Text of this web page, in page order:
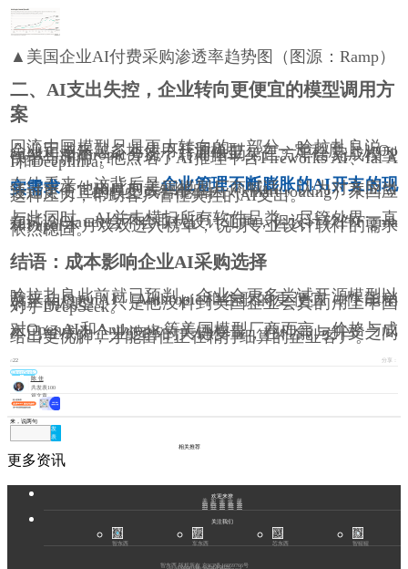
▲美国企业AI付费采购渗透率趋势图（图源：Ramp）
二、AI支出失控，企业转向更便宜的模型调用方
案
回流中国模型只是更大转向的一部分。哈拉扎良说，
企业正越来越多地使用开源模型，在一定程度上从Op
enAI和Anthropic分流，转而借助第三方平台完成模型
部署与调用，他点名了AI推理平台Fireworks AI、fal A
I和DeepInfra。
在他看来，这背后是企业管理不断膨胀的AI开支的现
实需求。他由此向美国模型厂商喊话，认为对方应当
通过更便宜的模型或智能路由（smart routing）来回应
这种压力，帮助客户管住失控的AI支出。
与此同时，AI并未横扫所有软件品类。尽管外界一直
在讨论Claude会不会取代设计工具，但设计软件Figma
和Paper本月双双进入榜单，说明专业设计软件的需求
依然稳固。
结语：成本影响企业AI采购选择
哈拉扎良此前就已预判，企业会更多尝试开源模型以
及来自OpenAI、Anthropic和谷歌的更便宜（性能稍
弱）的模型，只是他没料到美国企业会真的用上中国
对手DeepSeek。
对OpenAI和Anthropic等美国模型厂商而言，价格与成
本已经成为企业选择的关键变量，在性能与开支之间
给出更优解，才能留住正在精打细算的企业客户。
22 分享：
DeepSeek
陈 佳
共发表100
篇文章
来，说两句
发
表
相关推荐
更多资讯
欢迎来撩
关于我们 加入我们
扫码加我直接扔简历
商务合作 会议咨询 媒体合作
关注我们
智东西 车东西 芯东西 智猩猩
智东西 版权所有 京ICP备16059766号
Copyright ©2014-2026